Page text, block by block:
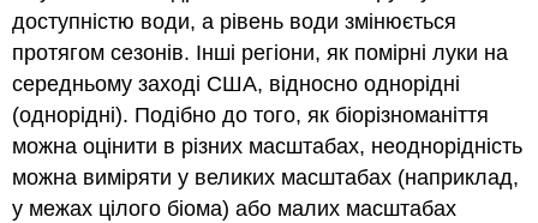
доступністю води, а рівень води змінюється
протягом сезонів. Інші регіони, як помірні луки на
середньому заході США, відносно однорідні
(однорідні). Подібно до того, як біорізноманіття
можна оцінити в різних масштабах, неоднорідність
можна виміряти у великих масштабах (наприклад,
у межах цілого біома) або малих масштабах